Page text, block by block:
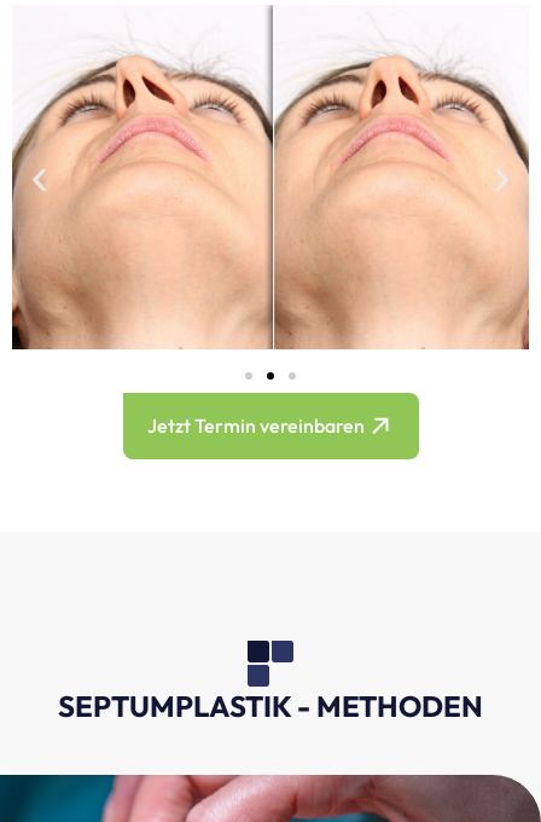
Jetzt Termin vereinbaren
SEPTUMPLASTIK - METHODEN